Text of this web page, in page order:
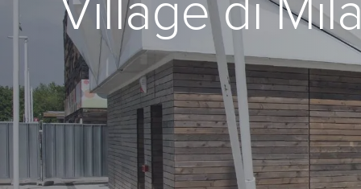
Village di